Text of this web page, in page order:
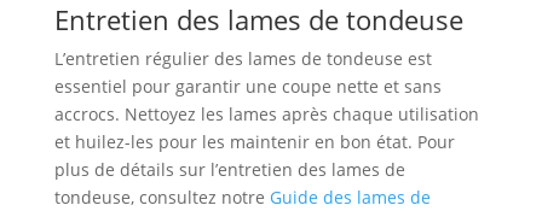
Entretien des lames de tondeuse
L’entretien régulier des lames de tondeuse est
essentiel pour garantir une coupe nette et sans
accrocs. Nettoyez les lames après chaque utilisation
et huilez-les pour les maintenir en bon état. Pour
plus de détails sur l’entretien des lames de
tondeuse, consultez notre Guide des lames de